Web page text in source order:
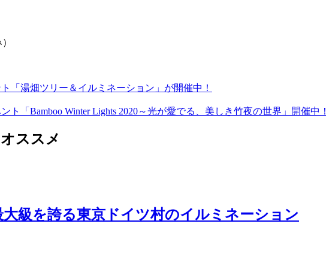
「湯畑ツリー＆イルミネーション」が開催中！
「Bamboo Winter Lights 2020～光が愛でる、美しき竹夜の世界」開催中！
ススメ
大級を誇る東京ドイツ村のイルミネーション